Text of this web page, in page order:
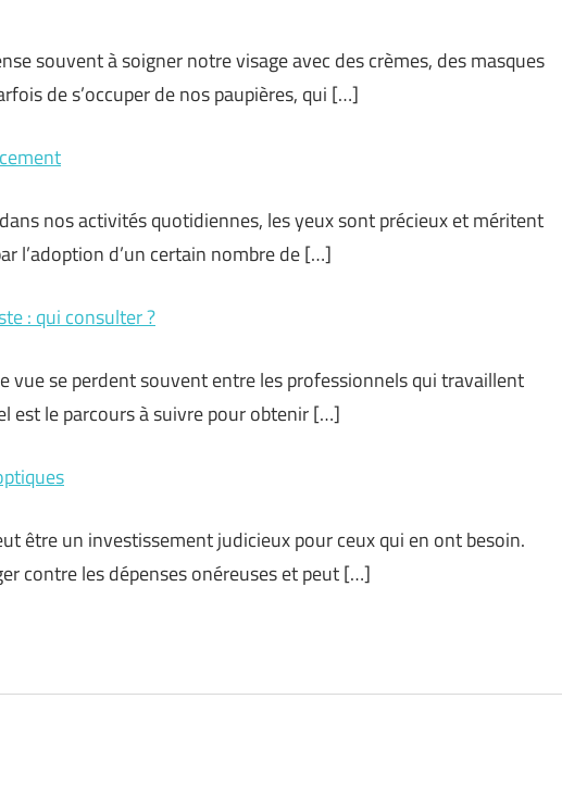
souvent à soigner notre visage avec des crèmes, des masques
de s’occuper de nos paupières, qui […]
nos activités quotidiennes, les yeux sont précieux et méritent
l’adoption d’un certain nombre de […]
: qui consulter ?
vue se perdent souvent entre les professionnels qui travaillent
est le parcours à suivre pour obtenir […]
être un investissement judicieux pour ceux qui en ont besoin.
contre les dépenses onéreuses et peut […]